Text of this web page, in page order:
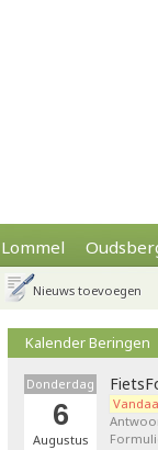
Lommel
Nieuws toevoegen
Kalender Beringen
Donderdag
6
Augustus